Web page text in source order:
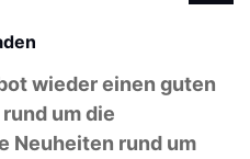
wieder einen guten
um die
Neuheiten rund um